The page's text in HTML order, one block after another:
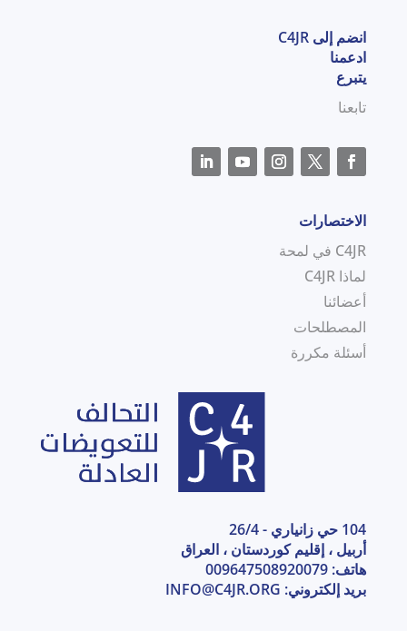
انضم إلى C4JR
ادعمنا
يتبرع
تابعنا
الاختصارات
C4JR في لمحة
لماذا C4JR
أعضائنا
المصطلحات
أسئلة مكررة
104 حي زانياري - 26/4
أربيل ، إقليم كوردستان ، العراق
هاتف: 009647508920079
بريد إلكتروني: INFO@C4JR.ORG